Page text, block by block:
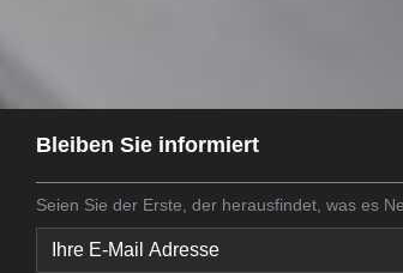
Bleiben Sie informiert
Seien Sie der Erste, der herausfindet, was es